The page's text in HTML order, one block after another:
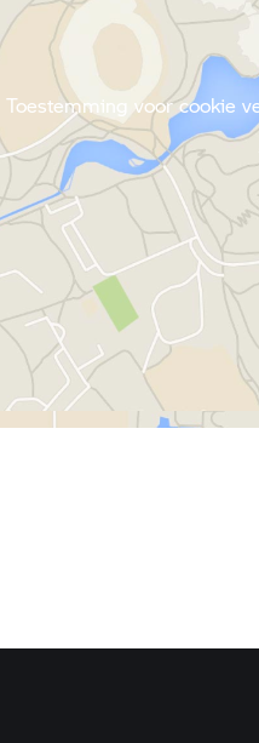
Toestemming voor cookie